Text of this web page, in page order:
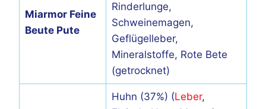
Miarmor Feine
Beute Pute
Rinderlunge,
Schweinemagen,
Geflügelleber,
Mineralstoffe, Rote Bete
(getrocknet)
Huhn (37%) (Leber,